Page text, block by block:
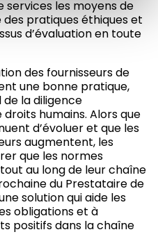
services les moyens de
pratiques éthiques et
d’évaluation en toute
des fournisseurs de
une bonne pratique,
de la diligence
humains. Alors que
d’évoluer et que les
augmentent, les
que les normes
au long de leur chaîne
du Prestataire de
solution qui aide les
obligations et à
positifs dans la chaîne